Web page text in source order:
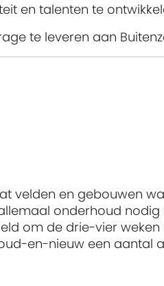
en talenten te
te leveren aan
velden en gebouwen
onderhoud
om de drie-vier
en-nieuw een aantal